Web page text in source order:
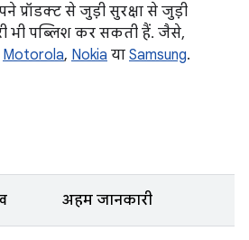
प्रॉडक्ट से जुड़ी सुरक्षा से जुड़ी
भी पब्लिश कर सकती हैं. जैसे,
Motorola, Nokia या Samsung.
अहम जानकारी